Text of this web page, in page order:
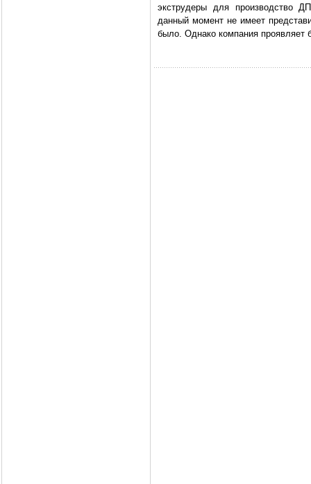
экструдеры для производство
данный момент не имеет
было. Однако компания проявляет